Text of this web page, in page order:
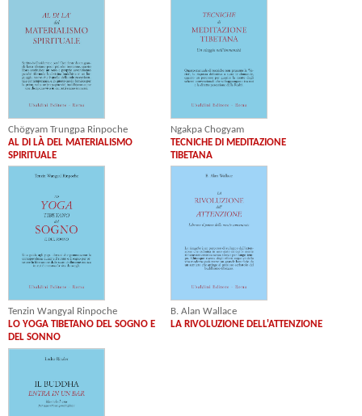
Chögyam Trungpa Rinpoche
AL DI LÀ DEL MATERIALISMO
SPIRITUALE
Ngakpa Chogyam
TECNICHE DI MEDITAZIONE
TIBETANA
Tenzin Wangyal Rinpoche
LO YOGA TIBETANO DEL SOGNO E
DEL SONNO
B. Alan Wallace
LA RIVOLUZIONE DELL'ATTENZIONE